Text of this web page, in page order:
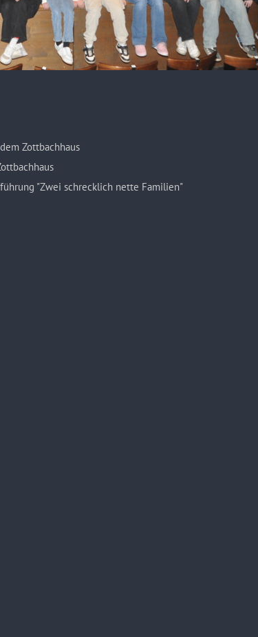
Zottbachhaus
"Zwei schrecklich nette Familien"